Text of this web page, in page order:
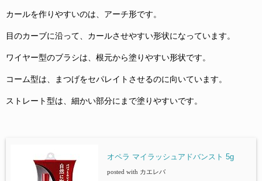
カールを作りやすいのは、アーチ形です。
目のカーブに沿って、カールさせやすい形状になっています。
ワイヤー型のブラシは、根元から塗りやすい形状です。
コーム型は、まつげをセパレイトさせるのに向いています。
ストレート型は、細かい部分にまで塗りやすいです。
オペラ マイラッシュアドバンスト 5g
posted with カエレバ